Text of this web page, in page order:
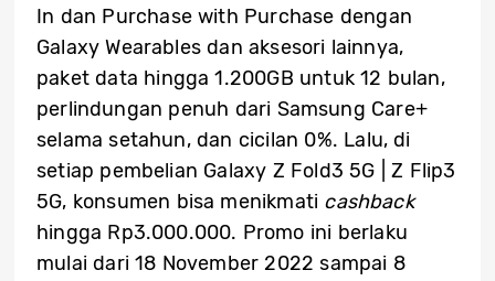
In dan Purchase with Purchase dengan
Galaxy Wearables dan aksesori lainnya,
paket data hingga 1.200GB untuk 12 bulan,
perlindungan penuh dari Samsung Care+
selama setahun, dan cicilan 0%. Lalu, di
setiap pembelian Galaxy Z Fold3 5G | Z Flip3
5G, konsumen bisa menikmati cashback
hingga Rp3.000.000. Promo ini berlaku
mulai dari 18 November 2022 sampai 8